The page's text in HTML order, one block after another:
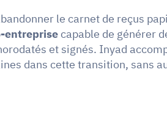
le carnet de reçus
entreprise capable de générer
et signés. Inyad
dans cette transition, sans